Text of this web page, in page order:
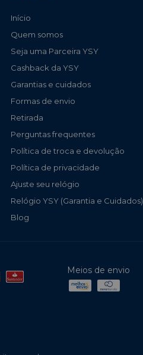
Início
Quem somos
Seja uma Parceira YSY
Cashback da YSY
Garantias e cuidados
Formas de envio
Retirada
Perguntas frequentes
Política de troca e devolução
Política de privacidade
Ajuste seu relógio
Relógio YSY (Garantia e Cuidados)
Blog
Meios de envio